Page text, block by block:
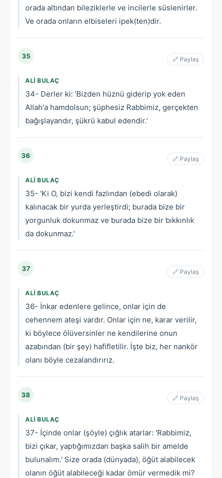
orada altından bileziklerle ve incilerle süslenirler.
Ve orada onların elbiseleri ipek(ten)dir.
35 🔗 Paylaş
ALI BULAÇ
34- Derler ki: 'Bizden hüznü giderip yok eden
Allah'a hamdolsun; şüphesiz Rabbimiz, gerçekten
bağışlayandır, şükrü kabul edendir.'
36 🔗 Paylaş
ALI BULAÇ
35- 'Ki O, bizi kendi fazlından (ebedi olarak)
kalınacak bir yurda yerleştirdi; burada bize bir
yorgunluk dokunmaz ve burada bize bir bıkkınlık
da dokunmaz.'
37 🔗 Paylaş
ALI BULAÇ
36- İnkar edenlere gelince, onlar için de
cehennem ateşi vardır. Onlar için ne, karar verilir,
ki böylece ölüversinler ne kendilerine onun
azabından (bir şey) hafifletilir. İşte biz, her nankör
olanı böyle cezalandırırız.
38 🔗 Paylaş
ALI BULAÇ
37- İçinde onlar (şöyle) çığlık atarlar: 'Rabbimiz,
bizi çıkar, yaptığımızdan başka salih bir amelde
bulunalım.' Size orada (dünyada), öğüt alabilecek
olanın öğüt alabileceği kadar ömür vermedik mi?